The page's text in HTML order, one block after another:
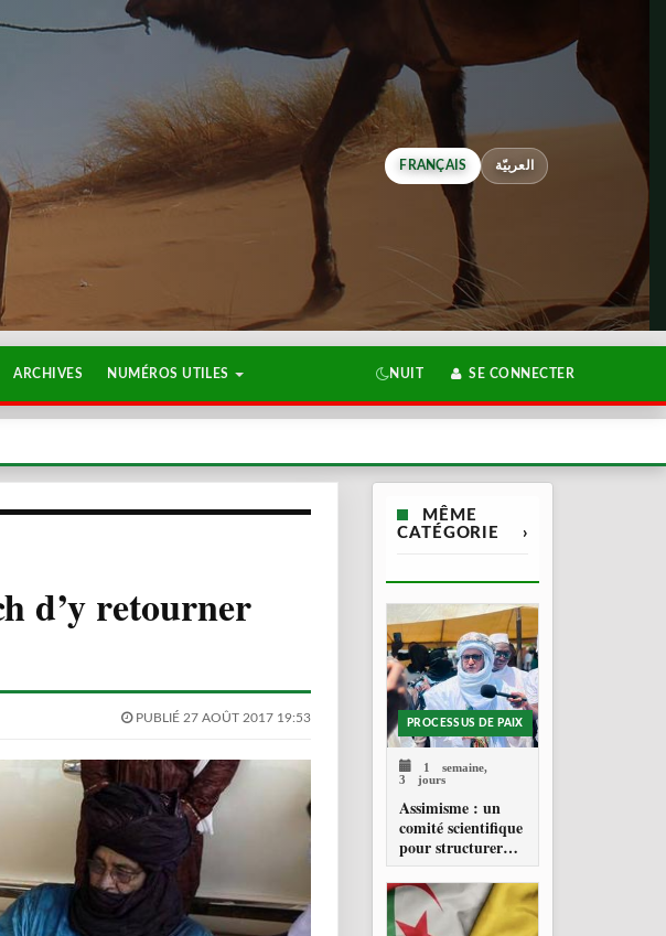
FRANÇAIS العربيّة
ARCHIVES NUMÉROS UTILES NUIT SE CONNECTER
d’y retourner
PUBLIÉ 27 AOÛT 2017 19:53
MÊME
CATÉGORIE
›
PROCESSUS DE PAIX
1 semaine,
3 jours
Assimisme : un
comité scientifique
pour structurer
une doctrine de la
refondation